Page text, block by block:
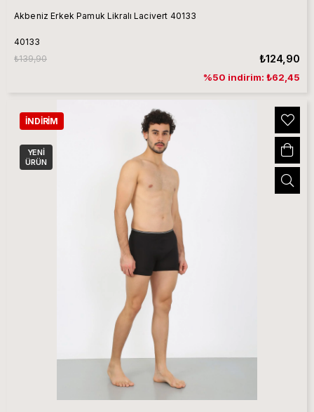
Akbeniz Erkek Pamuk Likralı Lacivert 40133
40133
₺124,90
₺139,90
%50 indirim: ₺62,45
İNDIRIM
YENI
ÜRÜN